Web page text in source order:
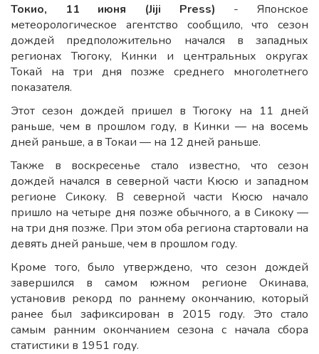
Токио, 11 июня (Jiji Press) - Японское
метеорологическое агентство сообщило, что сезон
дождей предположительно начался в западных
регионах Тюгоку, Кинки и центральных округах
Токай на три дня позже среднего многолетнего
показателя.
Этот сезон дождей пришел в Тюгоку на 11 дней
раньше, чем в прошлом году, в Кинки — на восемь
дней раньше, а в Токаи — на 12 дней раньше.
Также в воскресенье стало известно, что сезон
дождей начался в северной части Кюсю и западном
регионе Сикоку. В северной части Кюсю начало
пришло на четыре дня позже обычного, а в Сикоку —
на три дня позже. При этом оба региона стартовали на
девять дней раньше, чем в прошлом году.
Кроме того, было утверждено, что сезон дождей
завершился в самом южном регионе Окинава,
установив рекорд по раннему окончанию, который
ранее был зафиксирован в 2015 году. Это стало
самым ранним окончанием сезона с начала сбора
статистики в 1951 году.